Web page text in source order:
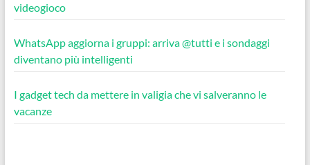
videogioco
WhatsApp aggiorna i gruppi: arriva @tutti e i sondaggi
diventano più intelligenti
I gadget tech da mettere in valigia che vi salveranno le
vacanze